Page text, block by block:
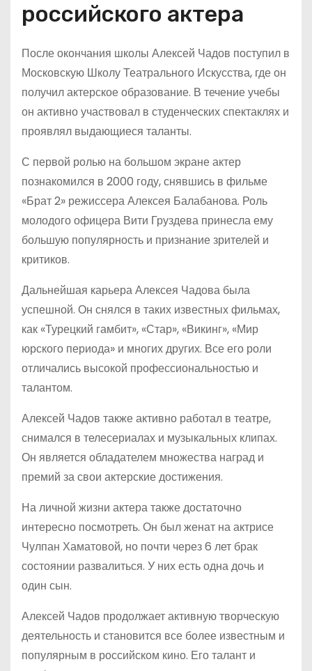
российского актера
После окончания школы Алексей Чадов поступил в
Московскую Школу Театрального Искусства, где он
получил актерское образование. В течение учебы
он активно участвовал в студенческих спектаклях и
проявлял выдающиеся таланты.
С первой ролью на большом экране актер
познакомился в 2000 году, снявшись в фильме
«Брат 2» режиссера Алексея Балабанова. Роль
молодого офицера Вити Груздева принесла ему
большую популярность и признание зрителей и
критиков.
Дальнейшая карьера Алексея Чадова была
успешной. Он снялся в таких известных фильмах,
как «Турецкий гамбит», «Стар», «Викинг», «Мир
юрского периода» и многих других. Все его роли
отличались высокой профессиональностью и
талантом.
Алексей Чадов также активно работал в театре,
снимался в телесериалах и музыкальных клипах.
Он является обладателем множества наград и
премий за свои актерские достижения.
На личной жизни актера также достаточно
интересно посмотреть. Он был женат на актрисе
Чулпан Хаматовой, но почти через 6 лет брак
состоянии развалиться. У них есть одна дочь и
один сын.
Алексей Чадов продолжает активную творческую
деятельность и становится все более известным и
популярным в российском кино. Его талант и